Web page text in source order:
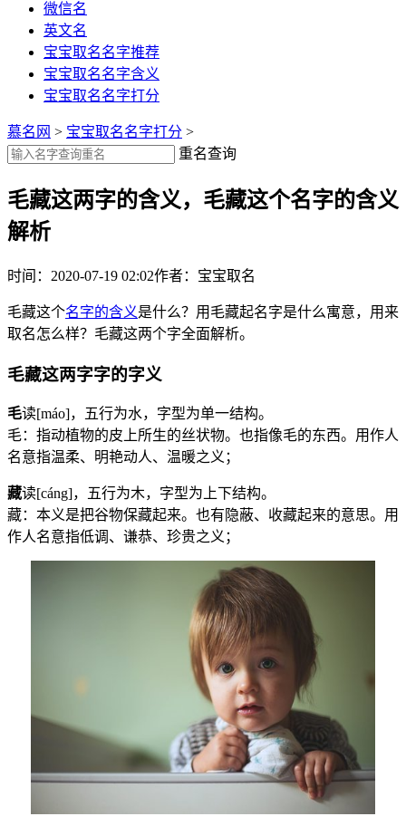
微信名
英文名
宝宝取名名字推荐
宝宝取名名字含义
宝宝取名名字打分
慕名网 > 宝宝取名名字打分 >
重名查询
毛藏这两字的含义，毛藏这个名字的含义
解析
时间：2020-07-19 02:02作者：宝宝取名
毛藏这个名字的含义是什么？用毛藏起名字是什么寓意，用来
取名怎么样？毛藏这两个字全面解析。
毛藏这两字字的字义
毛读[máo]，五行为水，字型为单一结构。
毛：指动植物的皮上所生的丝状物。也指像毛的东西。用作人
名意指温柔、明艳动人、温暖之义；
藏读[cáng]，五行为木，字型为上下结构。
藏：本义是把谷物保藏起来。也有隐蔽、收藏起来的意思。用
作人名意指低调、谦恭、珍贵之义；